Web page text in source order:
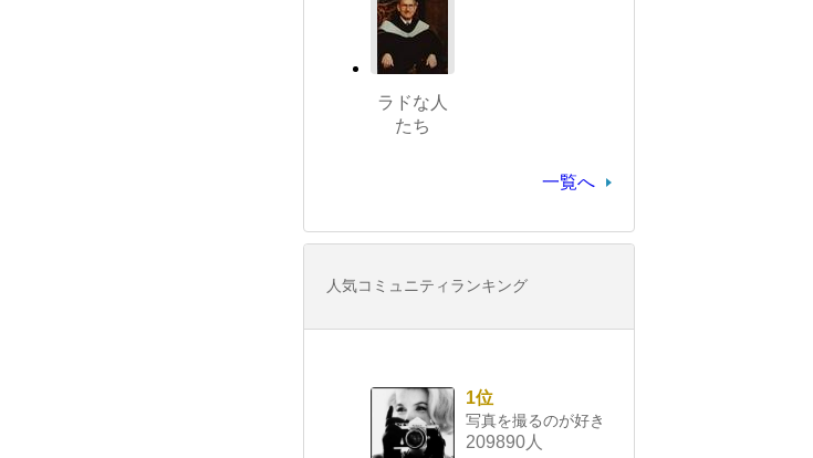
ラドな人
たち
一覧へ
人気コミュニティランキング
1位
写真を撮るのが好き
209890人